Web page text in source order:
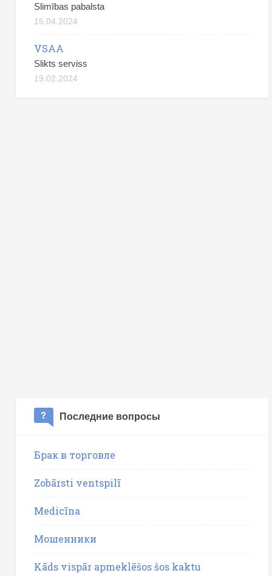
Slimības pabalsta
15.04.2024
VSAA
Slikts serviss
19.02.2024
Последние вопросы
Брак в торговле
Zobārsti ventspilī
Medicīna
Мошенники
Kāds vispār apmeklēšos šos kaktu